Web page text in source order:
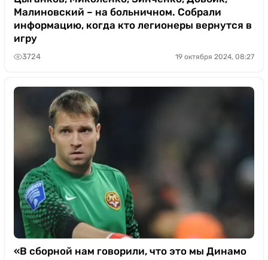
Малиновский – на больничном. Собрали
информацию, когда кто легионеры вернутся в
игру
3724 19 октября 2024, 08:27
«В сборной нам говорили, что это мы Динамо